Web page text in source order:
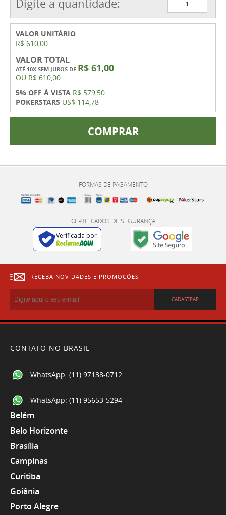
Digite a quantidade:
VALOR UNITÁRIO
R$ 610,00
VALOR TOTAL
ATÉ 10X SEM JUROS DE R$ 61,00
OU R$ 610,00
5% OFF À VISTA R$ 579,50
POKERSTARS US$ 114,78
COMPRAR
FORMAS DE PAGAMENTO
CERTIFICADOS DE SEGURANÇA
Verificada por
RECEBA NOVIDADES E PROMOÇÕES
CADASTRAR
CONTATO NO BRASIL
WhatsApp: (11) 97138-0712
WhatsApp: (11) 95653-5294
Belém
Belo Horizonte
Brasília
Campinas
Curitiba
Goiânia
Porto Alegre